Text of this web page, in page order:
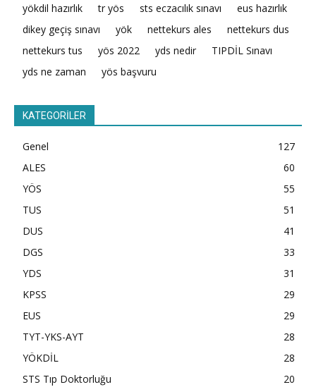
yökdil hazırlık
tr yös sts eczacılık sınavı
eus hazırlık
dikey geçiş sınavı
yök nettekurs ales
nettekurs dus
nettekurs tus
yös 2022 yds nedir
TIPDİL Sınavı
yds ne zaman
yös başvuru
KATEGORİLER
Genel
127
ALES
60
YÖS
55
TUS
51
DUS
41
DGS
33
YDS
31
KPSS
29
EUS
29
TYT-YKS-AYT
28
YÖKDİL
28
STS Tıp Doktorluğu
20